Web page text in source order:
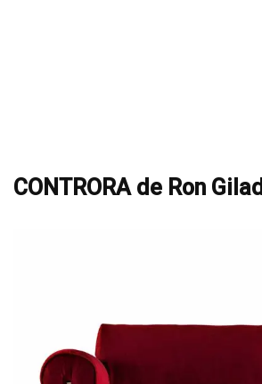
CONTRORA de Ron Gilad